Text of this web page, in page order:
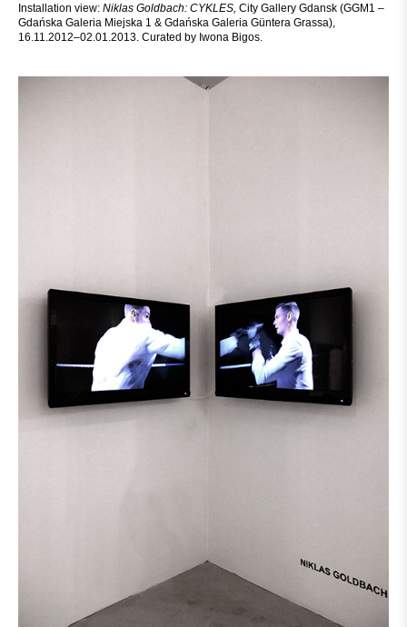
Installation view: Niklas Goldbach: CYKLES, City Gallery Gdansk (GGM1 –
Gdańska Galeria Miejska 1 & Gdańska Galeria Güntera Grassa),
16.11.2012–02.01.2013. Curated by Iwona Bigos.